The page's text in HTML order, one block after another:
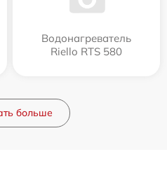
Водонагреватель
Riello RTS 580
больше